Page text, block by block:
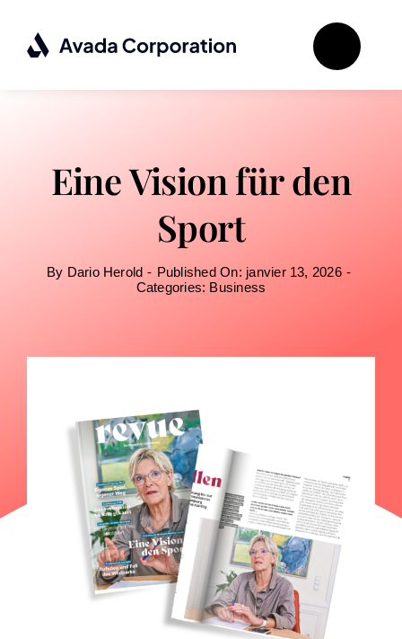
contenu
Eine Vision für den
Sport
By Dario Herold - Published On: janvier 13, 2026 -
Categories: Business